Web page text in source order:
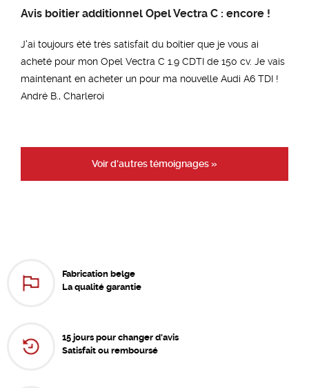
Avis boitier additionnel Opel Vectra C : encore !
J'ai toujours été très satisfait du boîtier que je vous ai
acheté pour mon Opel Vectra C 1.9 CDTI de 150 cv. Je vais
maintenant en acheter un pour ma nouvelle Audi A6 TDI !
André B., Charleroi
Voir d'autres témoignages »
Fabrication belge
La qualité garantie
15 jours pour changer d'avis
Satisfait ou remboursé